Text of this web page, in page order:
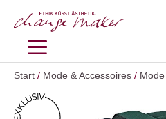
Inhalt
MENÜ
Start / Mode & Accessoires / Mode